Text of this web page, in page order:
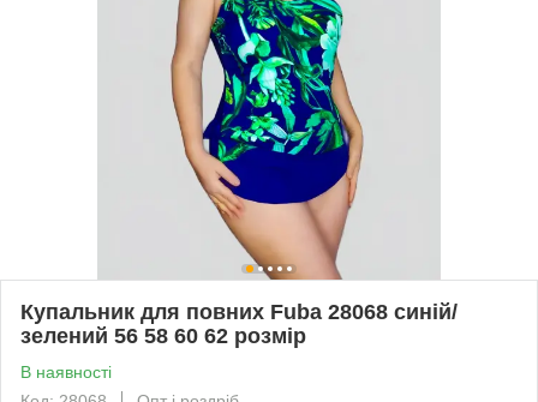
Купальник для повних Fuba 28068 синій/
зелений 56 58 60 62 розмір
В наявності